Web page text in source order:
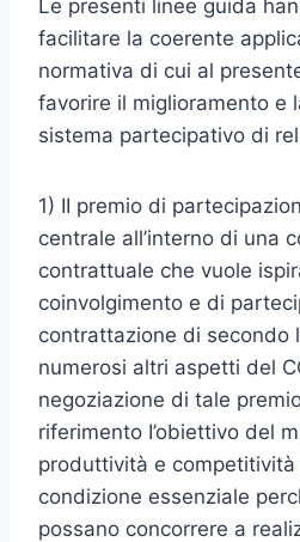
Le presenti linee guida
facilitare la coerente
normativa di cui al
favorire il mi­glioramento e
sistema partecipativo di
1) II premio di
centrale all’interno di una
contrattuale che vuole
coinvolgi­mento e di
contrattazione di secondo
numerosi altri aspetti del
negoziazione di tale
riferimento I’obiettivo del
produttività e competitività
condizione essenziale
possano concorrere a